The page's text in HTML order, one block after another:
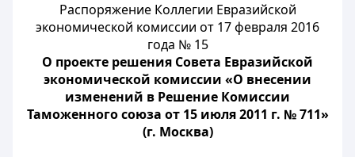
Распоряжение Коллегии Евразийской
экономической комиссии от 17 февраля 2016
года № 15
О проекте решения Совета Евразийской
экономической комиссии «О внесении
изменений в Решение Комиссии
Таможенного союза от 15 июля 2011 г. № 711»
(г. Москва)